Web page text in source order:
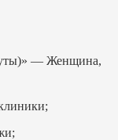
— Женщина,